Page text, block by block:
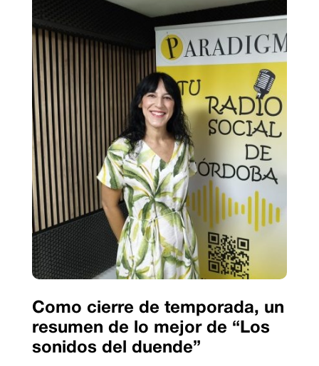
Como cierre de temporada, un
resumen de lo mejor de “Los
sonidos del duende”